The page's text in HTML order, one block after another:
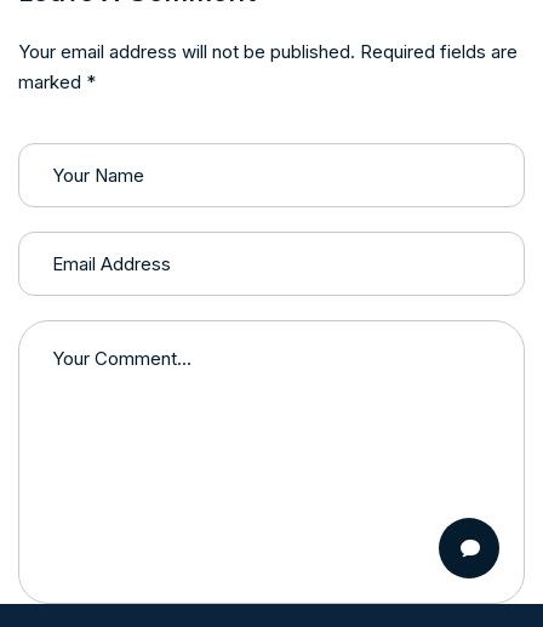
Your email address will not be published. Required fields are
marked *